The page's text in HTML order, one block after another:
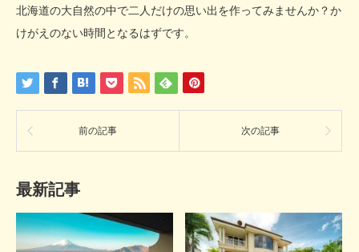
北海道の大自然の中で二人だけの思い出を作ってみませんか？か
けがえのない時間となるはずです。
前の記事 次の記事
最新記事